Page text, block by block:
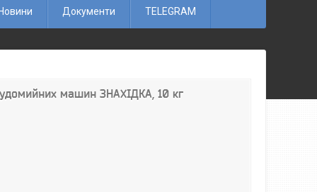
Документи TELEGRAM
машин ЗНАХІДКА, 10 кг